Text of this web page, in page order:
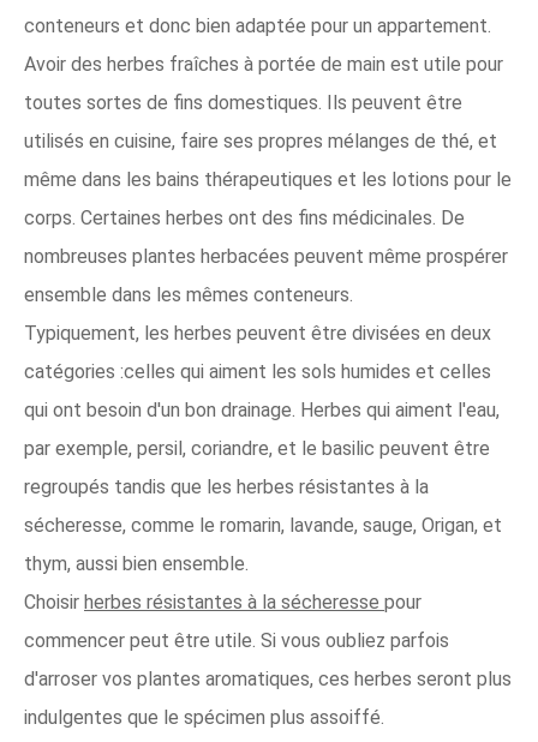
conteneurs et donc bien adaptée pour un appartement.
Avoir des herbes fraîches à portée de main est utile pour
toutes sortes de fins domestiques. Ils peuvent être
utilisés en cuisine, faire ses propres mélanges de thé, et
même dans les bains thérapeutiques et les lotions pour le
corps. Certaines herbes ont des fins médicinales. De
nombreuses plantes herbacées peuvent même prospérer
ensemble dans les mêmes conteneurs.
Typiquement, les herbes peuvent être divisées en deux
catégories :celles qui aiment les sols humides et celles
qui ont besoin d'un bon drainage. Herbes qui aiment l'eau,
par exemple, persil, coriandre, et le basilic peuvent être
regroupés tandis que les herbes résistantes à la
sécheresse, comme le romarin, lavande, sauge, Origan, et
thym, aussi bien ensemble.
Choisir herbes résistantes à la sécheresse pour
commencer peut être utile. Si vous oubliez parfois
d'arroser vos plantes aromatiques, ces herbes seront plus
indulgentes que le spécimen plus assoiffé.